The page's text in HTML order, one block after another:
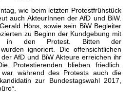
wie beim letzten Protestfrühstück
auch AkteurInnen der AfD und BiW.
Höns, sowie sein BiW Begleiter
zu Beginn der Kundgebung mit
in den Protest. Bitten der
ignoriert. Die offensichtlichen
AfD und BiW Akteure erreichen ihr
Protestierenden blieben friedlich.
war während des Protests auch die
zur Bundestagswahl 2017,